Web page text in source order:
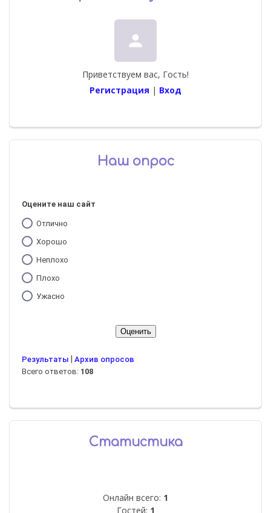
person
Приветствуем вас, Гость!
Регистрация | Вход
Наш опрос
Оцените наш сайт
Отлично
Хорошо
Неплохо
Плохо
Ужасно
Результаты
Архив опросов
Всего ответов: 108
Статистика
Онлайн всего: 1
Гостей: 1